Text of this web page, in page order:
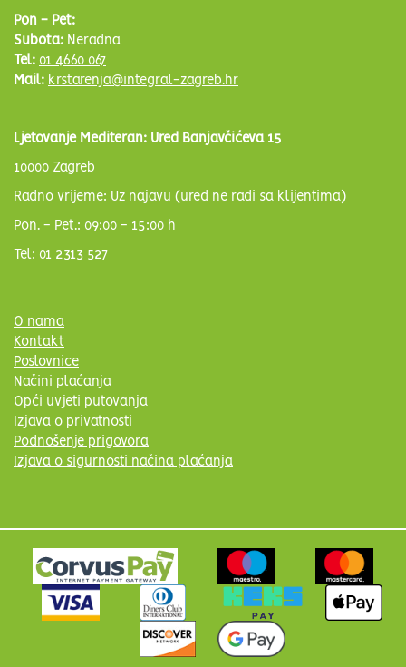
Pon - Pet:
Subota: Neradna
Tel: 01 4660 067
Mail: krstarenja@integral-zagreb.hr
Ljetovanje Mediteran: Ured Banjavčićeva 15
10000 Zagreb
Radno vrijeme: Uz najavu (ured ne radi sa klijentima)
Pon. - Pet.: 09:00 - 15:00 h
Tel: 01 2313 527
O nama
Kontakt
Poslovnice
Načini plaćanja
Opći uvjeti putovanja
Izjava o privatnosti
Podnošenje prigovora
Izjava o sigurnosti načina plaćanja